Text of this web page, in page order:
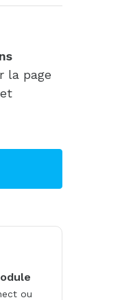
la page
ou